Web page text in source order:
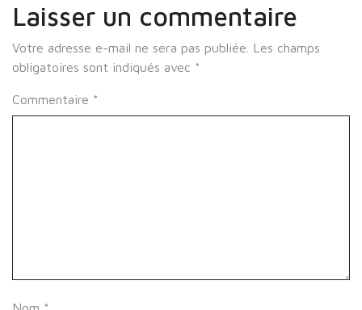
Laisser un commentaire
Votre adresse e-mail ne sera pas publiée.
Les champs
obligatoires sont indiqués avec *
Commentaire *